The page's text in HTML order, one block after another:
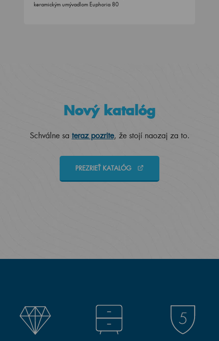
keramickým umývadlom Euphoria 80
Nový katalóg
Schválne sa teraz pozrite, že stojí naozaj za to.
PREZRIEŤ KATALÓG